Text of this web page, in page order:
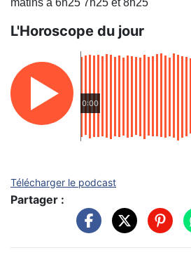
matins à 6h25 7h25 et 8h25
L'Horoscope du jour
0:00
Télécharger le podcast
Partager :